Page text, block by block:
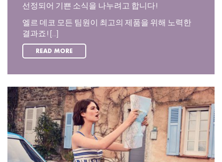
선정되어 기쁜 소식을 나누려고 합니다!
엘르 데코 모든 팀원이 최고의 제품을 위해 노력한
결과죠! [...]
READ MORE